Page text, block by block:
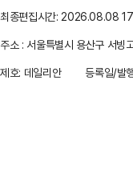
최종편집시간: 2026.08.08
주소 : 서울특별시 용산구 서
제호: 데일리안
등록일/발